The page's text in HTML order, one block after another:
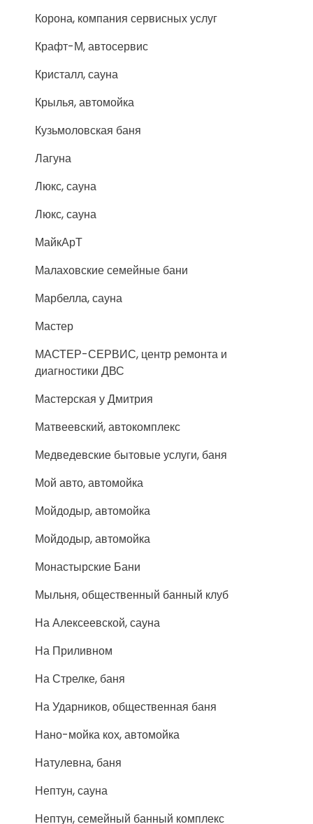
Корона, компания сервисных услуг
Крафт-М, автосервис
Кристалл, сауна
Крылья, автомойка
Кузьмоловская баня
Лагуна
Люкс, сауна
Люкс, сауна
МайкАрТ
Малаховские семейные бани
Марбелла, сауна
Мастер
МАСТЕР-СЕРВИС, центр ремонта и
диагностики ДВС
Мастерская у Дмитрия
Матвеевский, автокомплекс
Медведевские бытовые услуги, баня
Мой авто, автомойка
Мойдодыр, автомойка
Мойдодыр, автомойка
Монастырские Бани
Мыльня, общественный банный клуб
На Алексеевской, сауна
На Приливном
На Стрелке, баня
На Ударников, общественная баня
Нано-мойка кох, автомойка
Натулевна, баня
Нептун, сауна
Нептун, семейный банный комплекс